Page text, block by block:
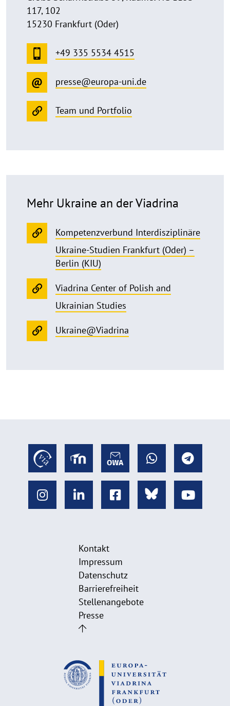
117, 102
15230 Frankfurt (Oder)
+49 335 5534 4515
presse@europa-uni.de
Team und Portfolio
Mehr Ukraine an der Viadrina
Kompetenzverbund Interdisziplinäre
Ukraine-Studien Frankfurt (Oder) –
Berlin (KIU)
Viadrina Center of Polish and
Ukrainian Studies
Ukraine@Viadrina
Kontakt
Impressum
Datenschutz
Barrierefreiheit
Stellenangebote
Presse